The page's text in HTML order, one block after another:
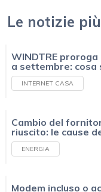
Le notizie
WINDTRE
a settembre: cosa
INTERNET CASA
Cambio del
riuscito: le cause
ENERGIA
Modem incluso o